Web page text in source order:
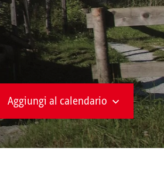
Aggiungi al calendario